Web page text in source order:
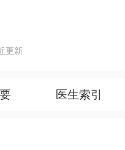
更新
医生索引